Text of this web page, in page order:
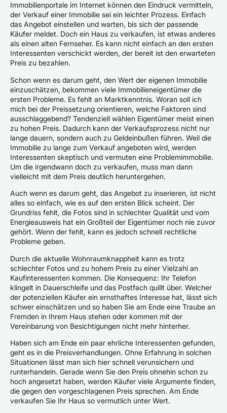
Immobilienportale im Internet können den Eindruck vermitteln,
der Verkauf einer Immobilie sei ein leichter Prozess. Einfach
das Angebot einstellen und warten, bis sich der passende
Käufer meldet. Doch ein Haus zu verkaufen, ist etwas anderes
als einen alten Fernseher. Es kann nicht einfach an den ersten
Interessenten verschickt werden, der bereit ist den erwarteten
Preis zu bezahlen.
Schon wenn es darum geht, den Wert der eigenen Immobilie
einzuschätzen, bekommen viele Immobilieneigentümer die
ersten Probleme. Es fehlt an Marktkenntnis. Woran soll ich
mich bei der Preissetzung orientieren, welche Faktoren sind
ausschlaggebend? Tendenziell wählen Eigentümer meist einen
zu hohen Preis. Dadurch kann der Verkaufsprozess nicht nur
lange dauern, sondern auch zu Geldeinbußen führen. Weil die
Immobilie zu lange zum Verkauf angeboten wird, werden
Interessenten skeptisch und vermuten eine Problemimmobilie.
Um die irgendwann doch zu verkaufen, muss man dann
vielleicht mit dem Preis deutlich heruntergehen.
Auch wenn es darum geht, das Angebot zu inserieren, ist nicht
alles so einfach, wie es auf den ersten Blick scheint. Der
Grundriss fehlt, die Fotos sind in schlechter Qualität und vom
Energieausweis hat ein Großteil der Eigentümer noch nie zuvor
gehört. Wenn der fehlt, kann es jedoch schnell rechtliche
Probleme geben.
Durch die aktuelle Wohnraumknappheit kann es trotz
schlechter Fotos und zu hohem Preis zu einer Vielzahl an
Kaufinteressenten kommen. Die Konsequenz: Ihr Telefon
klingelt in Dauerschleife und das Postfach quillt über. Welcher
der potenziellen Käufer ein ernsthaftes Interesse hat, lässt sich
schwer einschätzen und so haben Sie am Ende eine Traube an
Fremden in Ihrem Haus stehen oder kommen mit der
Vereinbarung von Besichtigungen nicht mehr hinterher.
Haben sich am Ende ein paar ehrliche Interessenten gefunden,
geht es in die Preisverhandlungen. Ohne Erfahrung in solchen
Situationen lässt man sich hier schnell verunsichern und
runterhandeln. Gerade wenn Sie den Preis ohnehin schon zu
hoch angesetzt haben, werden Käufer viele Argumente finden,
die gegen den vorgeschlagenen Preis sprechen. Am Ende
verkaufen Sie Ihr Haus so vermutlich unter Wert.